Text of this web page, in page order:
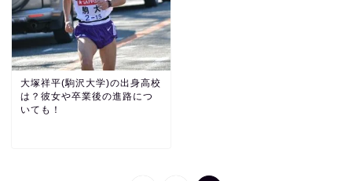
大塚祥平(駒沢大学)の出身高校
は？彼女や卒業後の進路につ
いても！